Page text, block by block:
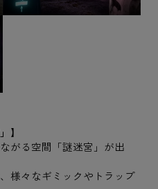
】
がる空間「謎迷宮」が出
様々なギミックやトラップ